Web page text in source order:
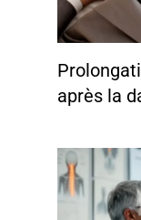
après la